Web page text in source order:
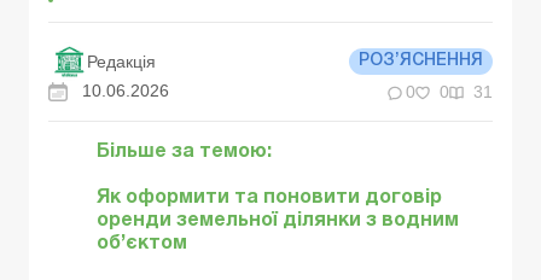
Редакція РОЗ’ЯСНЕННЯ
10.06.2026 0 0 31
Більше за темою:
Як оформити та поновити договір
оренди земельної ділянки з водним
об’єктом